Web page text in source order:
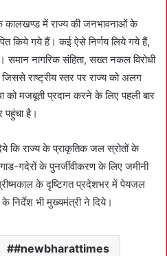
कालखण्ड में राज्य की जनभावनाओं के
किये गये हैं। कई ऐसे निर्णय लिये गये हैं,
समान नागरिक संहिता, सख्त नकल विरोधी
राष्ट्रीय स्तर पर राज्य को अलग
को मजबूती प्रदान करने के लिए पहली बार
है।
कि राज्य के प्राकृतिक जल स्रोतों के
गदेरों के पुनर्जीवीकरण के लिए जमीनी
के दृष्टिगत प्रदेशभर में पेयजल
के निर्देश भी मुख्यमंत्री ने दिये।
#newbharattimes